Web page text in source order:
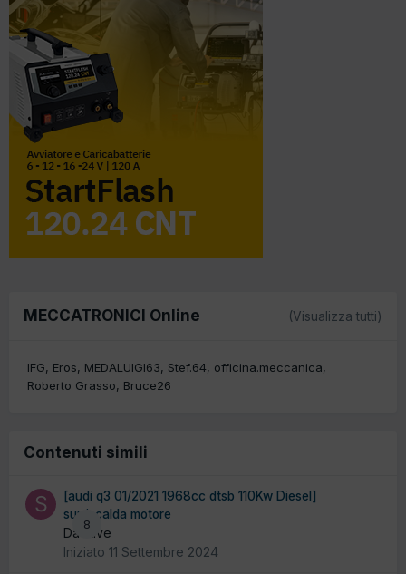
MECCATRONICI Online (Visualizza tutti)
IFG Eros MEDALUIGI63 Stef.64
officina.meccanica
Roberto Grasso
Bruce26
Contenuti simili
8
[audi q3 01/2021 1968cc dtsb 110Kw Diesel]
surriscalda motore
Da stive
Iniziato 11 Settembre 2024